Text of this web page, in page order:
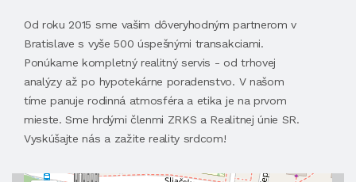
Od roku 2015 sme vašim dôveryhodným partnerom v
Bratislave s vyše 500 úspešnými transakciami.
Ponúkame kompletný realitný servis - od trhovej
analýzy až po hypotekárne poradenstvo. V našom
tíme panuje rodinná atmosféra a etika je na prvom
mieste. Sme hrdými členmi ZRKS a Realitnej únie SR.
Vyskúšajte nás a zažite reality srdcom!